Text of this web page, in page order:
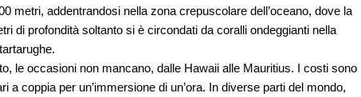
metri, addentrandosi nella zona crepuscolare dell’oceano, dove la
di profondità soltanto si è circondati da coralli ondeggianti nella
le occasioni non mancano, dalle Hawaii alle Mauritius. I costi sono
a coppia per un’immersione di un’ora. In diverse parti del mondo,